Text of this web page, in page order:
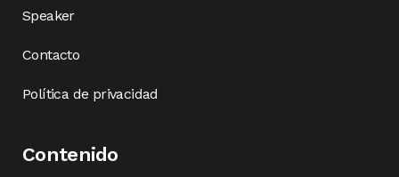
Speaker
Contacto
Política de privacidad
Contenido